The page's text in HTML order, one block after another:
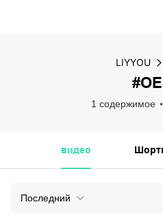
LIYYOU
1 содержимое
видео
Последний